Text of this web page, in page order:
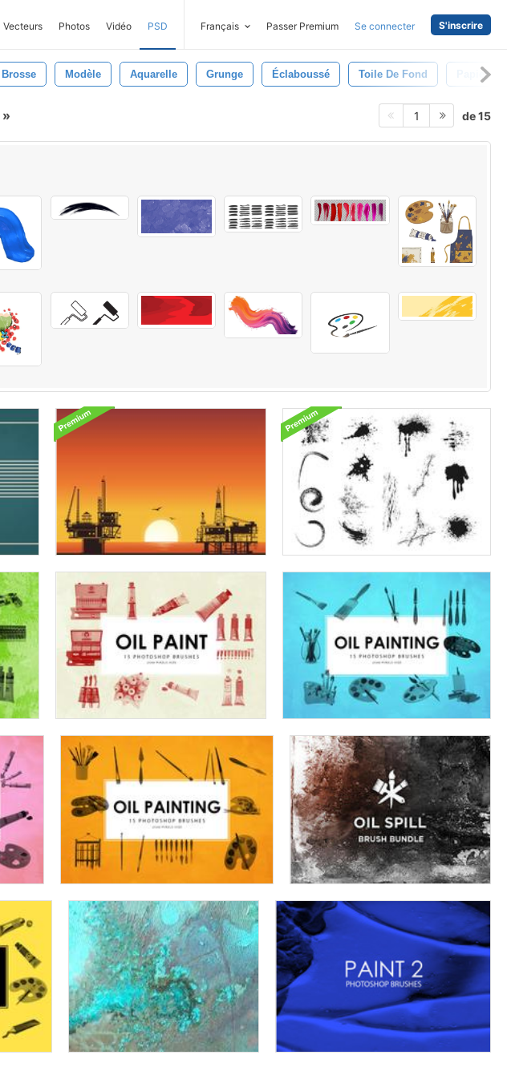
Vecteurs Photos Vidéo PSD Français Passer Premium Se connecter S'inscrire
Brosse Modèle Aquarelle Grunge Éclaboussé Toile De Fond Papier
1 de 15